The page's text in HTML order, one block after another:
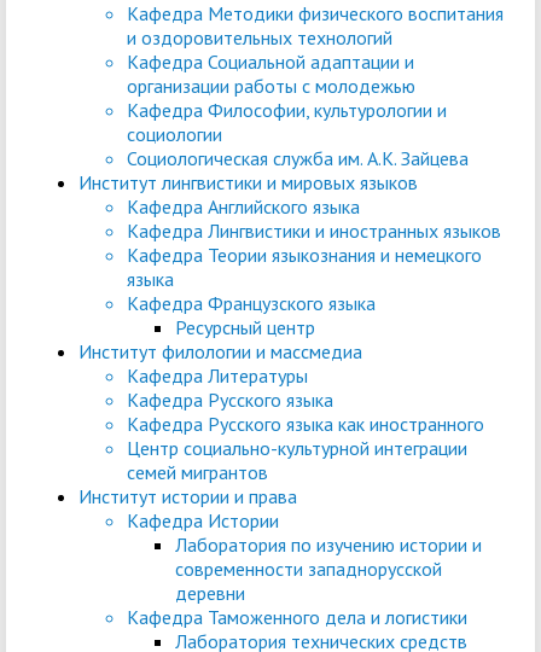
Кафедра Методики физического воспитания
и оздоровительных технологий
Кафедра Социальной адаптации и
организации работы с молодежью
Кафедра Философии, культурологии и
социологии
Социологическая служба им. А.К. Зайцева
Институт лингвистики и мировых языков
Кафедра Английского языка
Кафедра Лингвистики и иностранных языков
Кафедра Теории языкознания и немецкого
языка
Кафедра Французского языка
Ресурсный центр
Институт филологии и массмедиа
Кафедра Литературы
Кафедра Русского языка
Кафедра Русского языка как иностранного
Центр социально-культурной интеграции
семей мигрантов
Институт истории и права
Кафедра Истории
Лаборатория по изучению истории и
современности западнорусской
деревни
Кафедра Таможенного дела и логистики
Лаборатория технических средств